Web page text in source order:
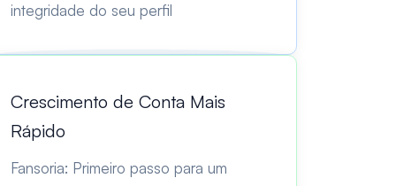
integridade do seu perfil
Crescimento de Conta Mais
Rápido
Fansoria: Primeiro passo para um